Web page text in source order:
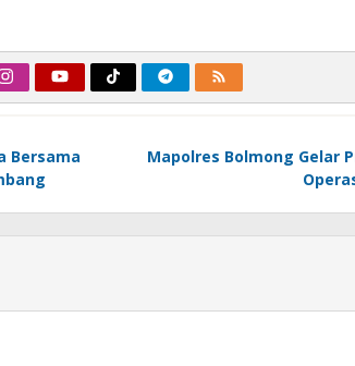
Bersama
Mapolres Bolmong Gelar